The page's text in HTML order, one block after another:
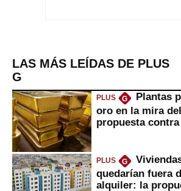
LAS MÁS LEÍDAS DE PLUS
G
PLUS G
Plantas
oro en la mira
propuesta
PLUS G
quedarían fuera
alquiler: la